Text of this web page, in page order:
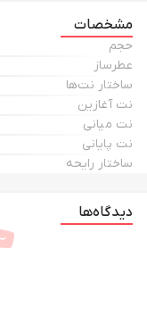
مشخصات
حجم
عطرساز
ساختار نت‌ها
نت آغازین
نت میانی
نت پایانی
ساختار رایحه
دیدگاه‌ها